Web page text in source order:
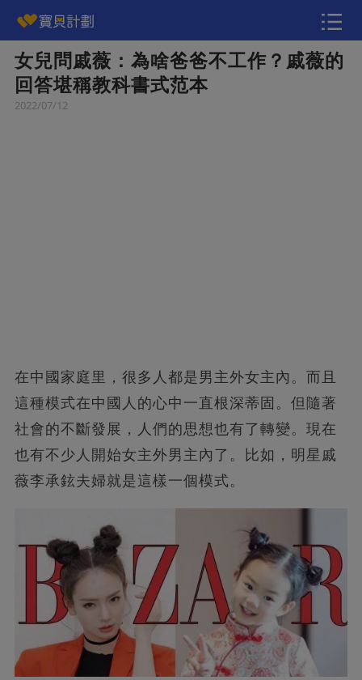
女兒問戚薇：為啥爸爸不工作？戚薇的
回答堪稱教科書式范本
2022/07/12
在中國家庭里，很多人都是男主外女主內。而且
這種模式在中國人的心中一直根深蒂固。但隨著
社會的不斷發展，人們的思想也有了轉變。現在
也有不少人開始女主外男主內了。比如，明星戚
薇李承鉉夫婦就是這樣一個模式。
快訊